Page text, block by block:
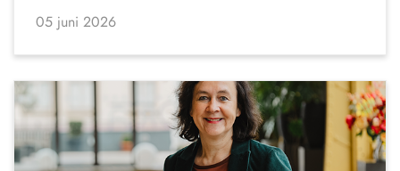
05 juni 2026